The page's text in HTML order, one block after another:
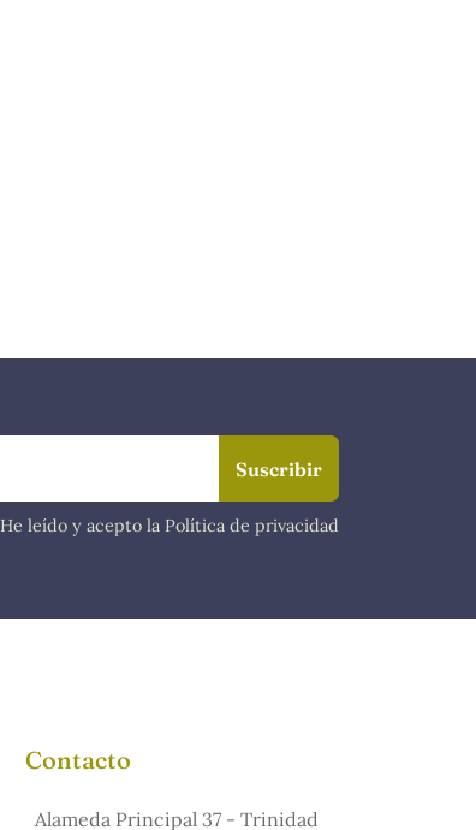
He leído y acepto la Política de privacidad
Contacto
Alameda Principal 37 - Trinidad